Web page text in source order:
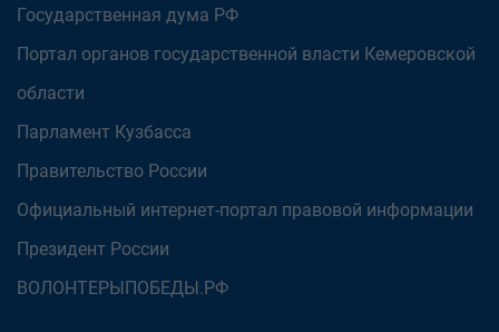
Государственная дума РФ
Портал органов государственной власти Кемеровской
области
Парламент Кузбасса
Правительство России
Официальный интернет-портал правовой информации
Президент России
ВОЛОНТЕРЫПОБЕДЫ.РФ